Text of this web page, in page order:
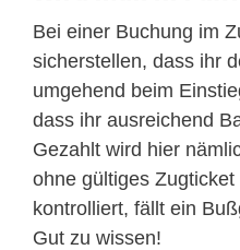
Bei einer Buchung im
sicherstellen, dass ihr
umgehend beim
dass ihr ausreichend
Gezahlt wird hier
ohne gültiges
kontrolliert, fällt ein
Gut zu wissen!